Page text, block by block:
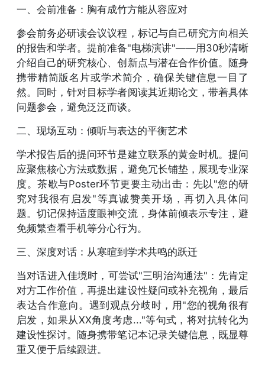
一、会前准备：胸有成竹方能从容应对
参会前务必研读会议议程，标记与自己研究方向相关
的报告和学者。提前准备"电梯演讲"——用30秒清晰
介绍自己的研究核心、创新点与潜在合作价值。随身
携带精简版名片或学术简介，确保关键信息一目了
然。同时，针对目标学者阅读其近期论文，带着具体
问题参会，避免泛泛而谈。
二、现场互动：倾听与表达的平衡艺术
学术报告后的提问环节是建立联系的黄金时机。提问
应聚焦核心方法或数据，避免冗长铺垫，展现专业深
度。茶歇与Poster环节更要主动出击：先以"您的研
究对我很有启发"等真诚赞美开场，再切入具体问
题。切记保持适度眼神交流，身体前倾表示专注，避
免频繁查看手机等分心行为。
三、深度对话：从寒暄到学术共鸣的跃迁
当对话进入佳境时，可尝试"三明治沟通法"：先肯定
对方工作价值，再提出建设性疑问或补充视角，最后
表达合作意向。遇到观点分歧时，用"您的视角很有
启发，如果从XX角度考虑..."等句式，将对抗转化为
建设性探讨。随身携带笔记本记录关键信息，既显尊
重又便于后续跟进。